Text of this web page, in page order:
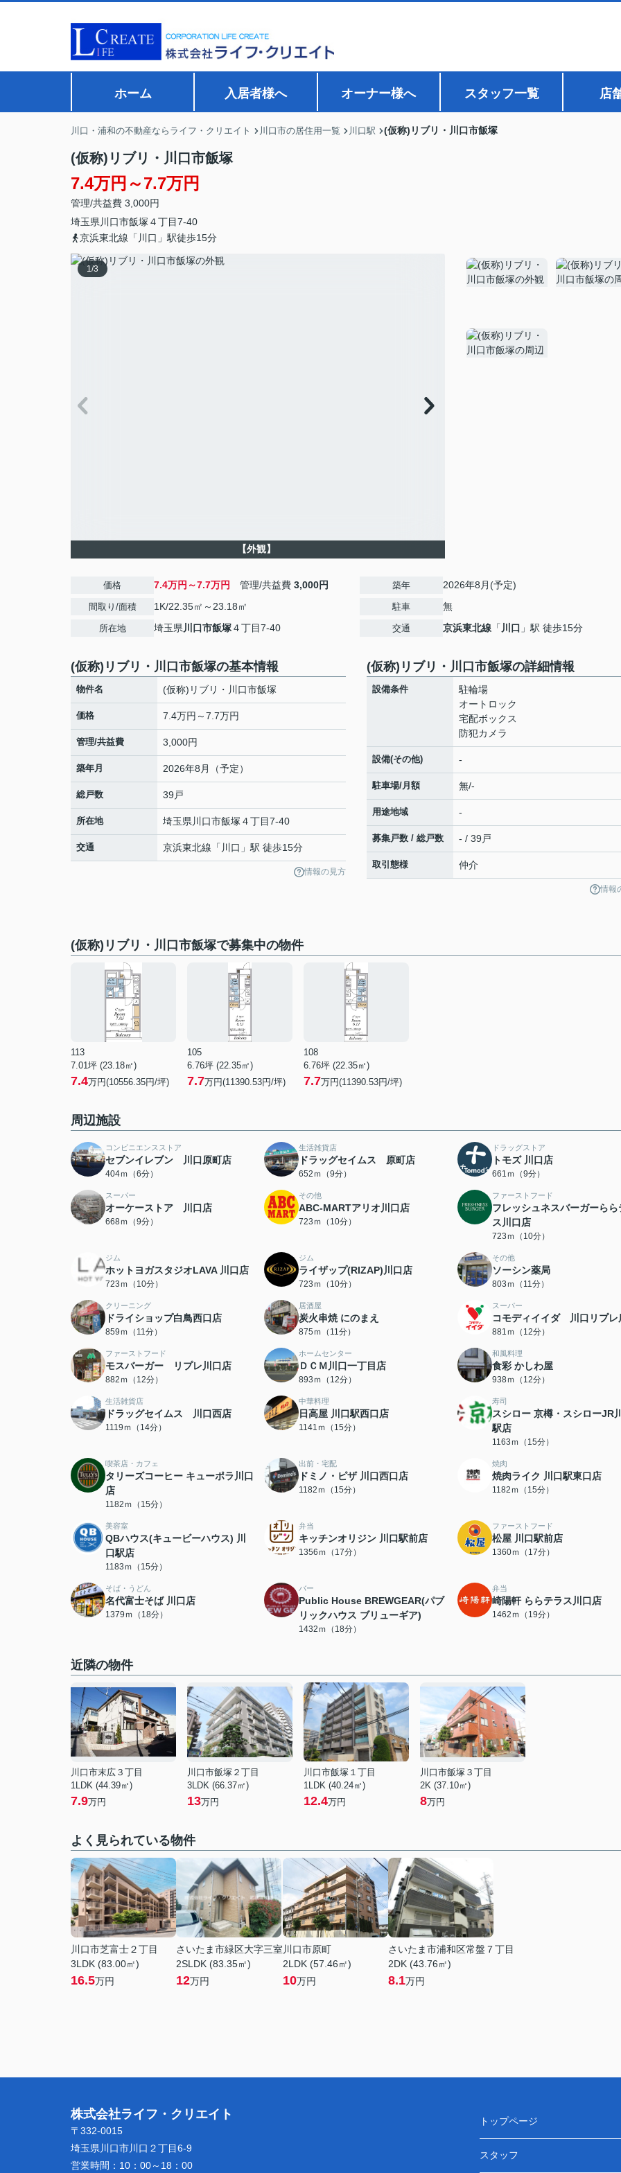
ホーム 入居者様へ オーナー様へ スタッフ一覧 店
川口・浦和の不動産ならライフ・クリエイト 川口市の居住用一覧 川口駅 (仮称)リブリ・川口市飯塚
(仮称)リブリ・川口市飯塚
7.4万円～7.7万円
管理/共益費 3,000円
埼玉県 川口市飯塚 ４丁目7-40
京浜東北線「川口」駅徒歩15分
1 /3
【外観】
価格 7.4万円～7.7万円 管理/共益費 3,000円
間取り/面積 1K/22.35㎡～23.18㎡
所在地 埼玉県川口市飯塚４丁目7-40
築年 2026年8月(予定)
駐車 無
交通 京浜東北線 「川口 」駅 徒歩15分
(仮称)リブリ・川口市飯塚の基本情報
物件名 (仮称)リブリ・川口市飯塚
価格 7.4万円～7.7万円
管理/共益費 3,000円
築年月 2026年8月（予定）
総戸数 39戸
所在地 埼玉県 川口市飯塚 ４丁目7-40
交通 京浜東北線 「 川口 」駅 徒歩15分
情報の見方
(仮称)リブリ・川口市飯塚の詳細情報
設備条件
駐輪場
オートロック
宅配ボックス
防犯カメラ
設備(その他) -
駐車場/月額 無/-
用途地域 -
募集戸数 / 総戸数 - / 39戸
取引態様 仲介
情報
(仮称)リブリ・川口市飯塚で募集中の物件
113
7.01坪 (23.18㎡)
7.4万円(10556.35円/坪)
105
6.76坪 (22.35㎡)
7.7万円(11390.53円/坪)
108
6.76坪 (22.35㎡)
7.7万円(11390.53円/坪)
周辺施設
コンビニエンスストア
セブンイレブン 川口原町店
404ｍ（6分）
生活雑貨店
ドラッグセイムス 原町店
652ｍ（9分）
ドラッグストア
トモズ 川口店
661ｍ（9分）
スーパー
オーケーストア 川口店
668ｍ（9分）
その他
ABC-MARTアリオ川口店
723ｍ（10分）
ファーストフード
フレッシュネスバーガーらら
ス川口店
723ｍ（10分）
ジム
ホットヨガスタジオLAVA 川口店
723ｍ（10分）
ジム
ライザップ(RIZAP)川口店
723ｍ（10分）
その他
ソーシン薬局
803ｍ（11分）
クリーニング
ドライショップ白鳥西口店
859ｍ（11分）
居酒屋
炭火串焼 にのまえ
875ｍ（11分）
スーパー
コモディイイダ 川口リプレ
881ｍ（12分）
ファーストフード
モスバーガー リプレ川口店
882ｍ（12分）
ホームセンター
ＤＣＭ川口一丁目店
893ｍ（12分）
和風料理
食彩 かしわ屋
938ｍ（12分）
生活雑貨店
ドラッグセイムス 川口西店
1119ｍ（14分）
中華料理
日高屋 川口駅西口店
1141ｍ（15分）
寿司
スシロー 京樽・スシローJR
駅店
1163ｍ（15分）
喫茶店・カフェ
タリーズコーヒー キューポラ川口
店
1182ｍ（15分）
出前・宅配
ドミノ・ピザ 川口西口店
1182ｍ（15分）
焼肉
焼肉ライク 川口駅東口店
1182ｍ（15分）
美容室
QBハウス(キュービーハウス) 川
口駅店
1183ｍ（15分）
弁当
キッチンオリジン 川口駅前店
1356ｍ（17分）
ファーストフード
松屋 川口駅前店
1360ｍ（17分）
そば・うどん
名代富士そば 川口店
1379ｍ（18分）
バー
Public House BREWGEAR(パブ
リックハウス ブリューギア)
1432ｍ（18分）
弁当
崎陽軒 ららテラス川口店
1462ｍ（19分）
近隣の物件
川口市末広３丁目
1LDK (44.39㎡)
7.9万円
川口市飯塚２丁目
3LDK (66.37㎡)
13万円
川口市飯塚１丁目
1LDK (40.24㎡)
12.4万円
川口市飯塚３丁目
2K (37.10㎡)
8万円
よく見られている物件
川口市芝富士２丁目
3LDK (83.00㎡)
16.5万円
さいたま市緑区大字三室
2SLDK (83.35㎡)
12万円
川口市原町
2LDK (57.46㎡)
10万円
さいたま市浦和区常盤７丁目
2DK (43.76㎡)
8.1万円
株式会社ライフ・クリエイト
〒332-0015
埼玉県川口市川口２丁目6-9
営業時間： 10：00～18：00
トップページ
スタッフ